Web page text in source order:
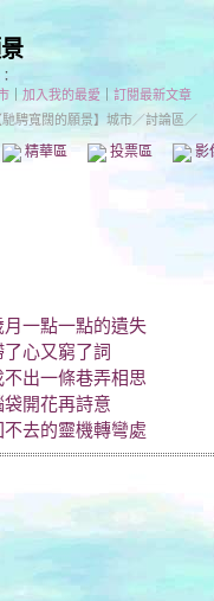
加入我的最愛
訂閱最新文章
馳騁寬闊的願景】城市／討論區／
精華區 投票區 影
月一點一點的遺失
了心又窮了詞
不出一條巷弄相思
袋開花再詩意
不去的靈機轉彎處